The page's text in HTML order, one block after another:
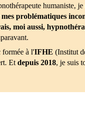
humaniste,
problématiques
moi aussi,
formée à l'IFHE (Institut
Et depuis 2018, je suis